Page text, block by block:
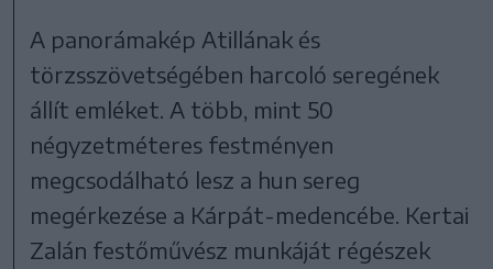
A panorámakép Atillának és
törzsszövetségében harcoló seregének
állít emléket. A több, mint 50
négyzetméteres festményen
megcsodálható lesz a hun sereg
megérkezése a Kárpát-medencébe. Kertai
Zalán festőművész munkáját régészek